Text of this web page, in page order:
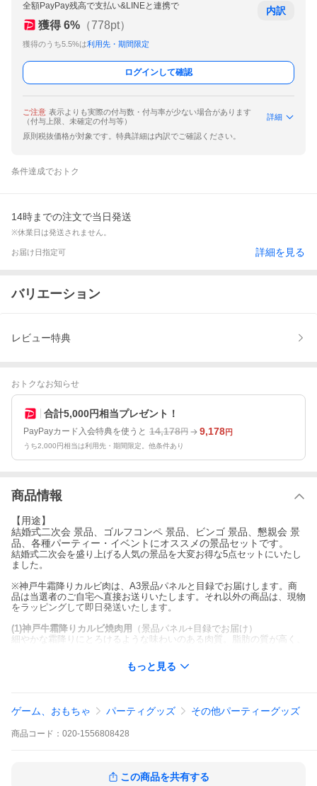
全額PayPay残高で支払い&LINEと連携で
獲得 6% （778pt）
獲得のうち5.5%は利用先・期間限定
内訳
ログインして確認
ご注意 表示よりも実際の付与数・付与率が少ない場合があります
（付与上限、未確定の付与等）
詳細
原則税抜価格が対象です。特典詳細は内訳でご確認ください。
条件達成でおトク
14時までの注文で当日発送
※休業日は発送されません。
お届け日指定可 詳細を見る
バリエーション
レビュー特典
おトクなお知らせ
合計5,000円相当プレゼント！
PayPayカード入会特典を使うと 14,178円 9,178円
うち2,000円相当は利用先・期間限定。他条件あり
商品情報
【用途】
結婚式二次会 景品、ゴルフコンペ 景品、ビンゴ 景品、懇親会 景
品、各種パーティー・イベントにオススメの景品セットです。
結婚式二次会を盛り上げる人気の景品を大変お得な5点セットにいたし
ました。
※神戸牛霜降りカルビ肉は、A3景品パネルと目録でお届けします。商
品は当選者のご自宅へ直接お送りいたします。それ以外の商品は、現物
をラッピングして即日発送いたします。
(1)神戸牛霜降りカルビ焼肉用 （景品パネル+目録でお届け）
細やかな霜降りにとろけるような味わいのある肉質。脂肪の質が高く、
いつものバスタイムのついでにできる爽快フットケア。お風呂ゴシゴ
もっと見る
ゲーム、おもちゃ パーティグッズ その他パーティーグッズ
商品 コード： 020-1556808428
この商品を共有する